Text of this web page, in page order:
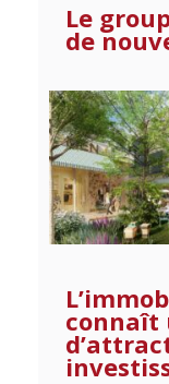
Le
de
connaît